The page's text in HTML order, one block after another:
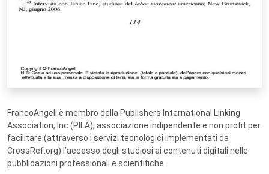
FrancoAngeli è membro della Publishers International Linking
Association, Inc (PILA), associazione indipendente e non profit per
facilitare (attraverso i servizi tecnologici implementati da
CrossRef.org) l’accesso degli studiosi ai contenuti digitali nelle
pubblicazioni professionali e scientifiche.